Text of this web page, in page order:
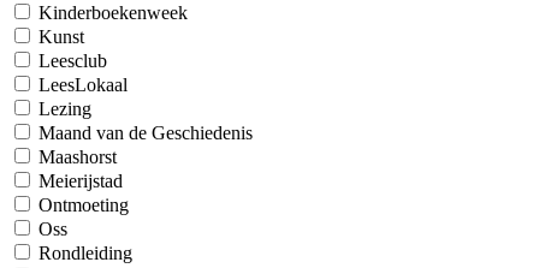
Kinderboekenweek
Kunst
Leesclub
LeesLokaal
Lezing
Maand van de Geschiedenis
Maashorst
Meierijstad
Ontmoeting
Oss
Rondleiding